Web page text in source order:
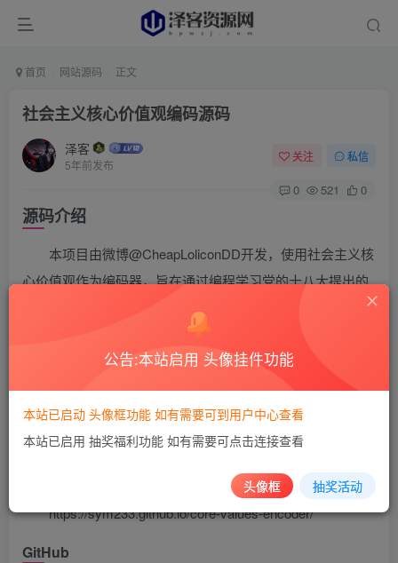
首页 网站源码 正文
社会主义核心价值观编码源码
泽客
5年前发布
关注 私信
0 521 0
源码介绍
本项目由微博@CheapLoliconDD开发，使用社会主义核
心价值观作为编码器，旨在通过编程学习党的十八大提出的
社会主义核心价值观。社会主义核心价值观：富强、民主、
文明、和谐；自由、平等、公正、法治；爱国、敬业、诚
https://sym233.github.io/core-values-encoder/
GitHub
公告:本站启用 头像挂件功能
本站已启动 头像框功能 如有需要可到用户中心查看
本站已启用 抽奖福利功能 如有需要可点击连接查看
头像框 抽奖活动